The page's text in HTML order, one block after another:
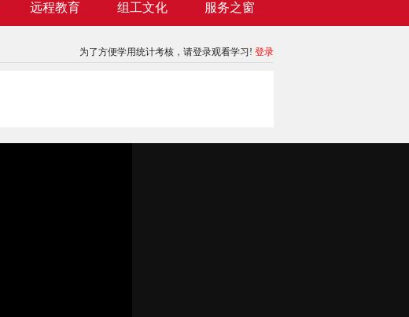
远程教育 组工文化 服务之窗
为了方便学用统计考核，请登录观看学习! 登录